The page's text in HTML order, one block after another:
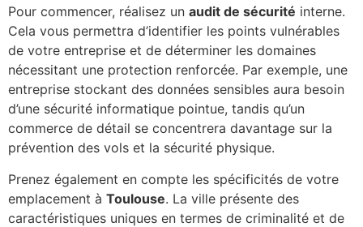
Pour commencer, réalisez un audit de sécurité interne.
Cela vous permettra d’identifier les points vulnérables
de votre entreprise et de déterminer les domaines
nécessitant une protection renforcée. Par exemple, une
entreprise stockant des données sensibles aura besoin
d’une sécurité informatique pointue, tandis qu’un
commerce de détail se concentrera davantage sur la
prévention des vols et la sécurité physique.
Prenez également en compte les spécificités de votre
emplacement à Toulouse. La ville présente des
caractéristiques uniques en termes de criminalité et de